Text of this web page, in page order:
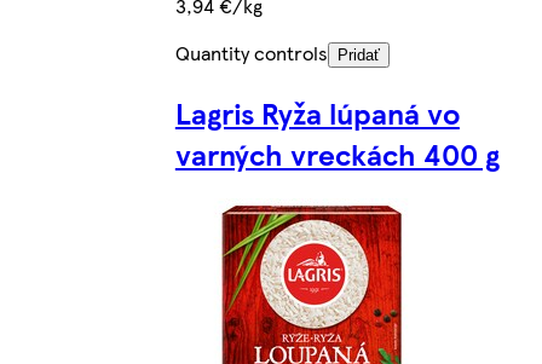
Quantity controls
Pridať
Lagris Ryža lúpaná vo
varných vreckách 400 g